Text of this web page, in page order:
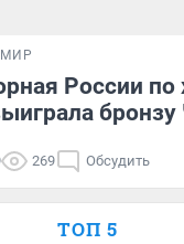
России по
269 Обсудить
ТОП 5